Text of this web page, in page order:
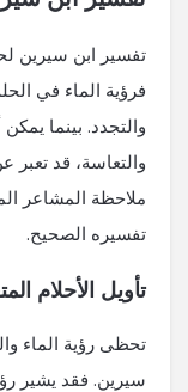
تفسير ابن سيرين
فرؤية الماء في
والتجدد. بينما
والتعاسة، قد
ملاحظة المشاعر
تفسيره الصحيح.
تأويل الأحلام
تحظى رؤية الماء
سيرين. فقد يشير